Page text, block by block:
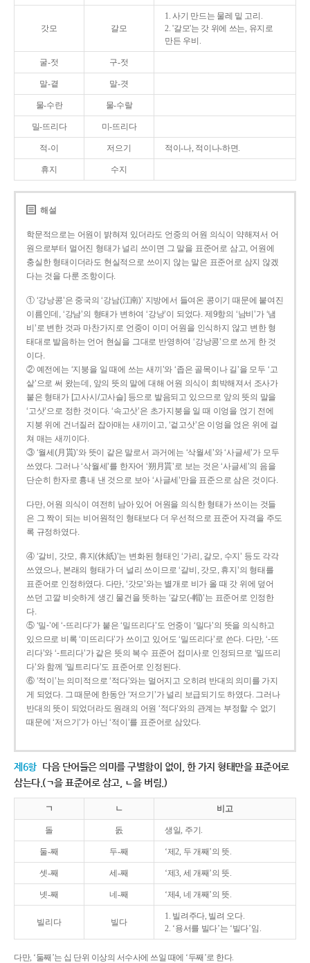
갓모 갈모
1. 사기 만드는 물레 밑 고리.
2. '갈모'는 갓 위에 쓰는, 유지로
만든 우비.
굴-젓 구-젓
말-곁 말-겻
물-수란 물-수랄
밀-뜨리다 미-뜨리다
적-이 저으기 적이-나, 적이나-하면.
휴지 수지
해설
학문적으로는 어원이 밝혀져 있더라도 언중의 어원 의식이 약해져서 어
원으로부터 멀어진 형태가 널리 쓰이면 그 말을 표준어로 삼고, 어원에
충실한 형태이더라도 현실적으로 쓰이지 않는 말은 표준어로 삼지 않겠
다는 것을 다룬 조항이다.
① ‘강낭콩’은 중국의 ‘강남(江南)’ 지방에서 들여온 콩이기 때문에 붙여진
이름인데, ‘강남’의 형태가 변하여 ‘강낭’이 되었다. 제9항의 ‘남비’가 ‘냄
비’로 변한 것과 마찬가지로 언중이 이미 어원을 인식하지 않고 변한 형
태대로 발음하는 언어 현실을 그대로 반영하여 ‘강낭콩’으로 쓰게 한 것
이다.
② 예전에는 ‘지붕을 일 때에 쓰는 새끼’와 ‘좁은 골목이나 길’을 모두 ‘고
샅’으로 써 왔는데, 앞의 뜻의 말에 대해 어원 의식이 희박해져서 조사가
붙은 형태가 [고사시/고사슬] 등으로 발음되고 있으므로 앞의 뜻의 말을
‘고삿’으로 정한 것이다. ‘속고삿’은 초가지붕을 일 때 이엉을 얹기 전에
지붕 위에 건너질러 잡아매는 새끼이고, ‘겉고삿’은 이엉을 얹은 위에 걸
쳐 매는 새끼이다.
③ ‘월세(月貰)’와 뜻이 같은 말로서 과거에는 ‘삭월세’와 ‘사글세’가 모두
쓰였다. 그러나 ‘삭월세’를 한자어 ‘朔月貰’로 보는 것은 ‘사글세’의 음을
단순히 한자로 흉내 낸 것으로 보아 ‘사글세’만을 표준으로 삼은 것이다.
다만, 어원 의식이 여전히 남아 있어 어원을 의식한 형태가 쓰이는 것들
은 그 짝이 되는 비어원적인 형태보다 더 우선적으로 표준어 자격을 주도
록 규정하였다.
④ ‘갈비, 갓모, 휴지(休紙)’는 변화된 형태인 ‘가리, 갈모, 수지’ 등도 각각
쓰였으나, 본래의 형태가 더 널리 쓰이므로 ‘갈비, 갓모, 휴지’의 형태를
표준어로 인정하였다. 다만, ‘갓모’와는 별개로 비가 올 때 갓 위에 덮어
쓰던 고깔 비슷하게 생긴 물건을 뜻하는 ‘갈모(-帽)’는 표준어로 인정한
다.
⑤ ‘밀-’에 ‘-뜨리다’가 붙은 ‘밀뜨리다’도 언중이 ‘밀다’의 뜻을 의식하고
있으므로 비록 ‘미뜨리다’가 쓰이고 있어도 ‘밀뜨리다’로 쓴다. 다만, ‘-뜨
리다’와 ‘-트리다’가 같은 뜻의 복수 표준어 접미사로 인정되므로 ‘밀뜨리
다’와 함께 ‘밀트리다’도 표준어로 인정된다.
⑥ ‘적이’는 의미적으로 ‘적다’와는 멀어지고 오히려 반대의 의미를 가지
게 되었다. 그 때문에 한동안 ‘저으기’가 널리 보급되기도 하였다. 그러나
반대의 뜻이 되었더라도 원래의 어원 ‘적다’와의 관계는 부정할 수 없기
때문에 ‘저으기’가 아닌 ‘적이’를 표준어로 삼았다.
제6항 다음 단어들은 의미를 구별함이 없이, 한 가지 형태만을 표준어로
삼는다.(ㄱ을 표준어로 삼고, ㄴ을 버림.)
ㄱ ㄴ 비고
돌 돐 생일, 주기.
둘-째 두-째 ‘제2, 두 개째’의 뜻.
셋-째 세-째 ‘제3, 세 개째’의 뜻.
넷-째 네-째 ‘제4, 네 개째’의 뜻.
빌리다 빌다
1. 빌려주다, 빌려 오다.
2. ‘용서를 빌다’는 ‘빌다’임.
다만, ‘둘째’는 십 단위 이상의 서수사에 쓰일 때에 ‘두째’로 한다.